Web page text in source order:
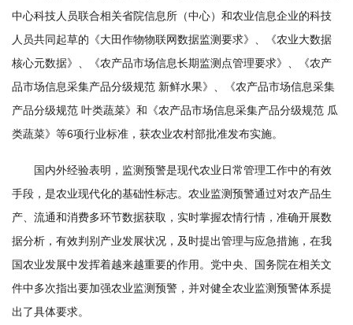
所
概
况
究
成
转
中心科技人员联合相关省院信息所（中心）和农业信息企业的科技
人员共同起草的《大田作物物联网数据监测要求》、《农业大数据
核心元数据》、《农产品市场信息长期监测点管理要求》、《农产
品市场信息采集产品分级规范 新鲜水果》、《农产品市场信息采集
产品分级规范 叶类蔬菜》和《农产品市场信息采集产品分级规范 瓜
类蔬菜》等6项行业标准，获农业农村部批准发布实施。
国内外经验表明，监测预警是现代农业日常管理工作中的有效
手段，是农业现代化的基础性标志。农业监测预警通过对农产品生
产、流通和消费多环节数据获取，实时掌握农情行情，准确开展数
据分析，有效判别产业发展状况，及时提出管理与应急措施，在我
国农业发展中发挥着越来越重要的作用。党中央、国务院在相关文
件中多次指出要加强农业监测预警，并对健全农业监测预警体系提
出了具体要求。